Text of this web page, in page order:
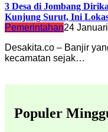
3 Desa di Jombang
Kunjung Surut, Ini
Pemerintahan24
Desakita.co – Banjir
kecamatan sejak…
Populer